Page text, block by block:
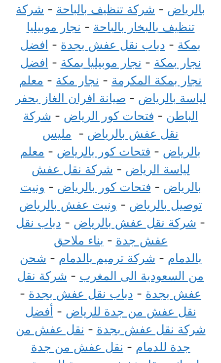
بالرياض - شركة تنظيف بالباحة - شركة
تنظيف بالبخار بالباحة - نجار موبيليا
بمكة - دباب نقل عفش بجدة - افضل
نجار بمكة - نجار موبيليا بمكة - افضل
نجار بمكة المكرمة - نجار مكة - معلم
لياسة بالرياض - صيانة افران الغاز بحفر
الباطن - فتحات كور الرياض - شركة
نقل عفش بالرياض - مليس
بالرياض - فتحات كور بالرياض - معلم
لياسة الرياض - شركة نقل عفش
بالرياض - فتحات كور بالرياض - ونيت
توصيل بالرياض - ونيت عفش بالرياض
- شركة نقل عفش بالرياض - دباب نقل
عفش جدة - بناء ملاحق
بالدمام - شركة ترميم بالدمام - شحن
من السعودية الى المغرب - شركة نقل
عفش بجدة - دباب نقل عفش بجدة -
نقل عفش من جدة للرياض - أفضل
شركة نقل عفش بجدة - نقل عفش من
جدة للدمام - نقل عفش من جدة